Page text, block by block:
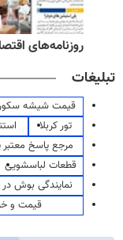
روزنامه‌های اقتصادی
تبلیغات
قیمت شیشه
تور کربلا
مرجع پاسخ معتبر
قطعات لباسشویی
نمایندگی بوش در
قیمت و